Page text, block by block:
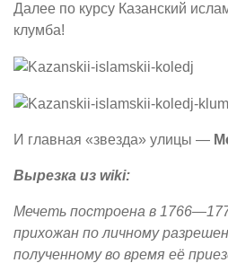
Далее по курсу Казанский
клумба!
И главная «звезда» улицы —
Вырезка из wiki:
Мечеть построена в
прихожан по личному
полученному во время её